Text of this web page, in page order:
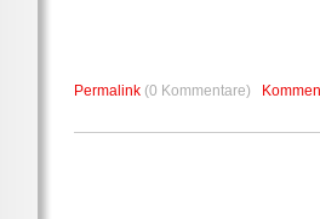
Permalink (0 Kommentare)